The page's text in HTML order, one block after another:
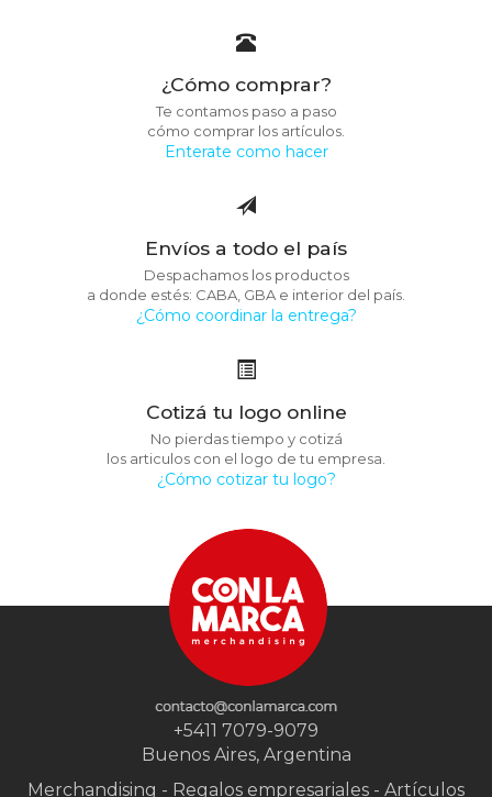
¿Cómo comprar?
Te contamos paso a paso
cómo comprar los artículos.
Enterate como hacer
Envíos a todo el país
Despachamos los productos
a donde estés: CABA, GBA e interior del país.
¿Cómo coordinar la entrega?
Cotizá tu logo online
No pierdas tiempo y cotizá
los articulos con el logo de tu empresa.
¿Cómo cotizar tu logo?
+5411 7079-9079
Buenos Aires, Argentina
Merchandising - Regalos empresariales - Artículos